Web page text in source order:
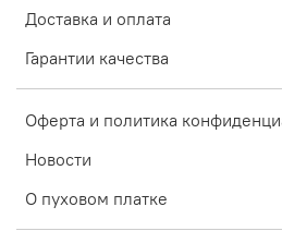
Доставка и оплата
Гарантии качества
Оферта и политика
Новости
О пуховом платке